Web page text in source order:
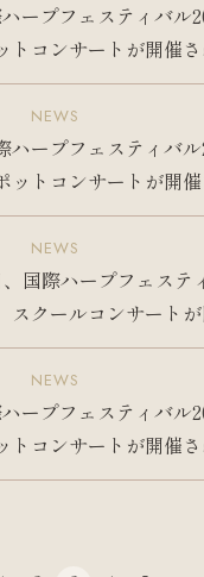
ープフェスティバル
コンサートが開催さ
NEWS
ハープフェスティバ
トコンサートが開催
NEWS
国際ハープフェステ
クールコンサートが
NEWS
ープフェスティバル
コンサートが開催さ